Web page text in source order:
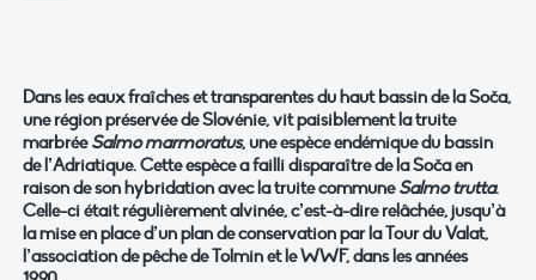
Dans les eaux fraîches et transparentes du haut bassin de la Soča,
une région préservée de Slovénie, vit paisiblement la truite
marbréeSalmo marmoratus, une espèce endémique du bassin
de l’Adriatique. Cette espèce a failli disparaître de la Soča en
raison de son hybridation avec la truite communeSalmo trutta.
Celle-ci était régulièrement alvinée, c’est-à-dire relâchée, jusqu’à
la mise en place d’un plan de conservation par la Tour du Valat,
l’association de pêche de Tolmin et le WWF, dans les années